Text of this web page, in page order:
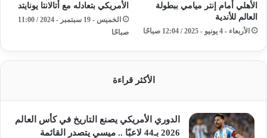
الأهلي أمام إنتر ميامي ببطولة
العالم للأندية
الأربعاء - 4 يونيو - 2025 / 12:04 صباحًا
الأمريكي بتعادله مع أتالانتا يونايتد
الخميس - 19 سبتمبر - 2024 / 11:00
صباحًا
الأكثر قراءة
الدوري الأمريكي يصنع التاريخ في كأس العالم
2026 بـ44 لاعبًا .. ميسي يتصدر القائمة